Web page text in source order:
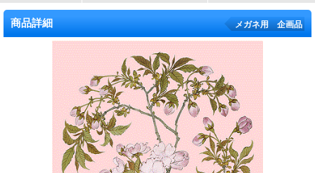
商品詳細 メガネ用 企画品